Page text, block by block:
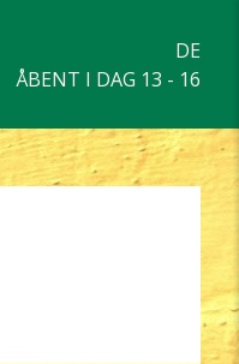
DE
ÅBENT I DAG 13 - 16